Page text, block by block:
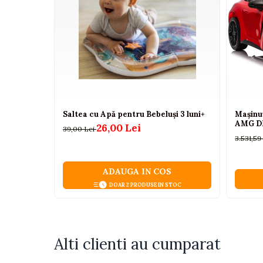
Seturi copii si bebelusi
Accesorii copii
Treninguri copii
Baia bebelusului
Saltea cu Apă pentru Bebeluși 3 luni+
39,00 Lei26,00 Lei
ADAUGA IN COS
DOAR 2 PRODUSE IN STOC
AMG
Alti clienti au cumparat